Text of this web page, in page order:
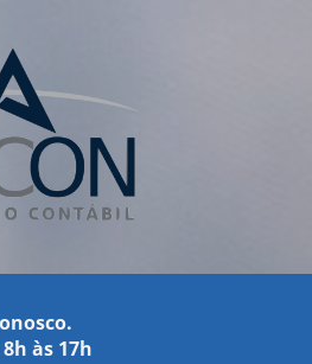
às 17h